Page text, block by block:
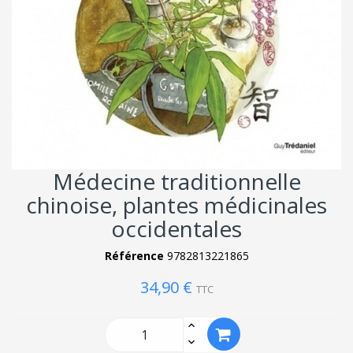
Médecine traditionnelle
chinoise, plantes médicinales
occidentales
Référence 9782813221865
34,90 € TTC